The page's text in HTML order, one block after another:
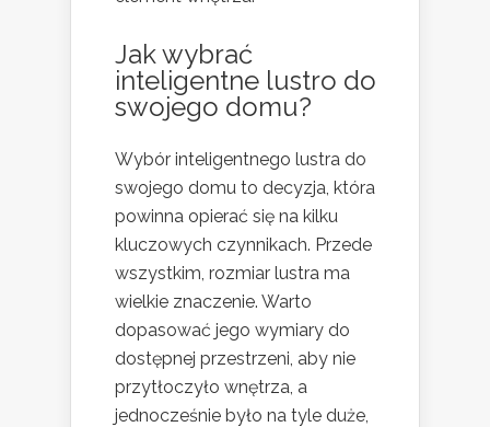
Jak wybrać
inteligentne lustro do
swojego domu?
Wybór inteligentnego lustra do
swojego domu to decyzja, która
powinna opierać się na kilku
kluczowych czynnikach. Przede
wszystkim, rozmiar lustra ma
wielkie znaczenie. Warto
dopasować jego wymiary do
dostępnej przestrzeni, aby nie
przytłoczyło wnętrza, a
jednocześnie było na tyle duże,